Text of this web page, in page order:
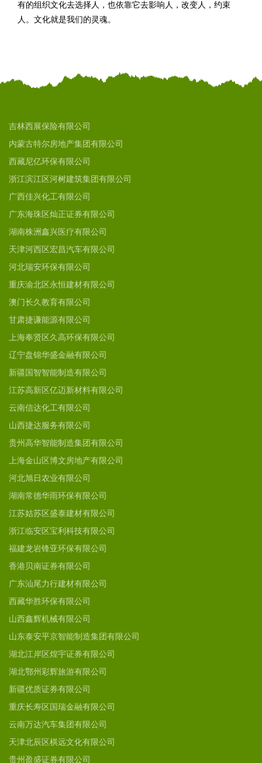
有的组织文化去选择人，也依靠它去影响人，改变人，约束
人。文化就是我们的灵魂。
吉林西展保险有限公司
内蒙古特尔房地产集团有限公司
西藏尼亿环保有限公司
浙江滨江区河树建筑集团有限公司
广西佳兴化工有限公司
广东海珠区灿正证券有限公司
湖南株洲鑫兴医疗有限公司
天津河西区宏昌汽车有限公司
河北瑞安环保有限公司
重庆渝北区永恒建材有限公司
澳门长久教育有限公司
甘肃捷谦能源有限公司
上海奉贤区久高环保有限公司
辽宁盘锦华盛金融有限公司
新疆国智智能制造有限公司
江苏高新区亿迈新材料有限公司
云南信达化工有限公司
山西捷达服务有限公司
贵州高华智能制造集团有限公司
上海金山区博文房地产有限公司
河北旭日农业有限公司
湖南常德华雨环保有限公司
江苏姑苏区盛泰建材有限公司
浙江临安区宝利科技有限公司
福建龙岩锋亚环保有限公司
香港贝南证券有限公司
广东汕尾力行建材有限公司
西藏华胜环保有限公司
山西鑫辉机械有限公司
山东泰安平京智能制造集团有限公司
湖北江岸区煌宇证券有限公司
湖北鄂州彩辉旅游有限公司
新疆优质证券有限公司
重庆长寿区国瑞金融有限公司
云南万达汽车集团有限公司
天津北辰区棋远文化有限公司
贵州盈盛证券有限公司